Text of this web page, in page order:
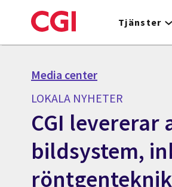
to
Tjänster
Media center
LOKALA NYHETER
CGI levererar
bildsystem,